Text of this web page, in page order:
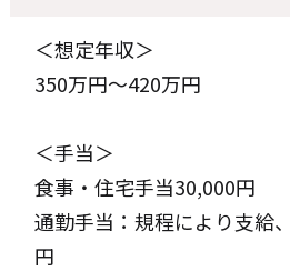
＜想定年収＞
350万円～420万円
＜手当＞
食事・住宅手当30,000円
通勤手当：規程により支給